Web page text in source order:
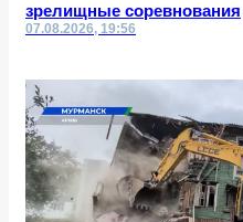
зрелищные соревнования
07.08.2026, 19:56